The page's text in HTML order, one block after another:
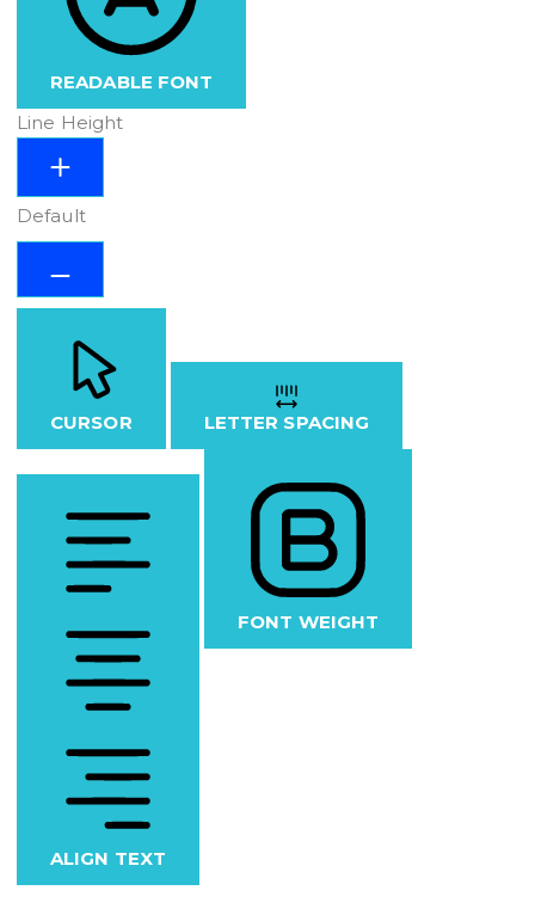
READABLE FONT
Line Height
Default
CURSOR LETTER SPACING
ALIGN TEXT
FONT WEIGHT